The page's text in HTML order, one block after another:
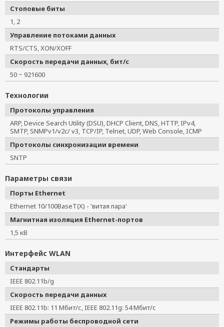
Стоповые биты
1, 2
Управление потоками данных
RTS/CTS, XON/XOFF
Скорость передачи данных, бит/с
50 ~ 921600
Технологии
Протоколы управления
ARP, Device Search Utility (DSU), DHCP Client, DNS, HTTP, IPv4,
SMTP, SNMPv1/v2c/ v3, TCP/IP, Telnet, UDP, Web Console, ICMP
Протоколы синхронизации времени
SNTP
Параметры связи
Порты Ethernet
Ethernet 10/100BaseT(X) - 'витая пара'
Магнитная изоляция Ethernet-портов
1,5 кВ
Интерфейс WLAN
Стандарты
IEEE 802.11b/g
Скорость передачи данных
IEEE 802.11b: 11 Мбит/с, IEEE 802.11g: 54 Мбит/с
Режимы работы беспроводной сети